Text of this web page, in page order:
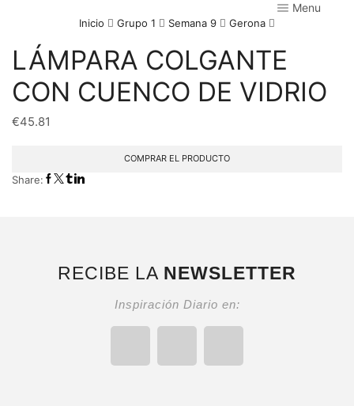
Menu
Inicio Grupo 1 Semana 9 Gerona
LÁMPARA COLGANTE
CON CUENCO DE VIDRIO
€45.81
COMPRAR EL PRODUCTO
Share:
RECIBE LA NEWSLETTER
Inspiración Diario en: